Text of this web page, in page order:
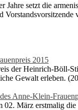
Jahre setzt die
Vorstandsvorsitzende
2015
der Heinrich-Böll-
Gewalt erleben.
Anne-Klein-
März erstmalig